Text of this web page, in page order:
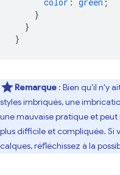
}
}
}
Remarque : Bien qu'il n'y
styles imbriqués, une
une mauvaise pratique et
plus difficile et compliquée. Si
calques, réfléchissez à la